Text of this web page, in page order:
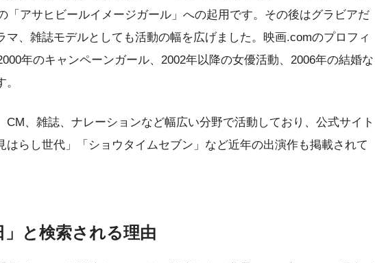
「アサヒビールイメージガール」への起用です。その後はグラビアだ
マ、雑誌モデルとしても活動の幅を広げました。映画.comのプロフィ
年のキャンペーンガール、2002年以降の女優活動、2006年の結婚な
CM、雑誌、ナレーションなど幅広い分野で活動しており、公式サイト
はらし世代」「ショウタイムセブン」など近年の出演作も掲載されて
と検索される理由